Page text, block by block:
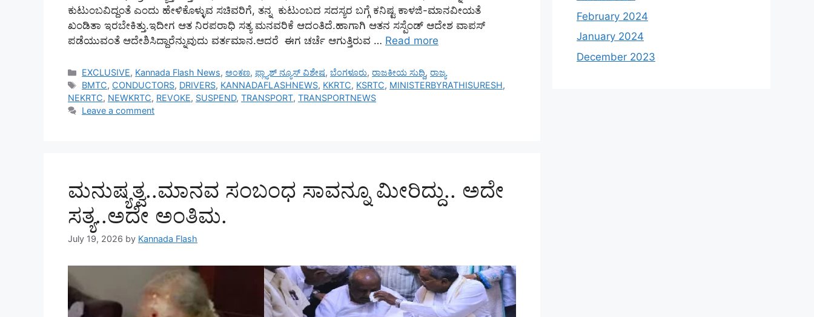
ಕುಟುಂಬವಿದ್ದಂತೆ ಎಂದು ಹೇಳಿಕೊಳ್ಳುವ ಸಚಿವರಿಗೆ, ತನ್ನ ಕುಟುಂಬದ ಸದಸ್ಯರ ಬಗ್ಗೆ ಕನಿಷ್ಟ ಕಾಳಜಿ-ಮಾನವೀಯತೆ
ಖಂಡಿತಾ ಇರಬೇಕಿತ್ತು.ಇದೀಗ ಆತ ನಿರಪರಾಧಿ ಸತ್ಯ ಮನವರಿಕೆ ಆದಂತಿದೆ.ಹಾಗಾಗಿ ಆತನ ಸಸ್ಪೆಂಡ್‌ ಆದೇಶ ವಾಪಸ್‌
ಪಡೆಯುವಂತೆ ಆದೇಶಿಸಿದ್ದಾರೆನ್ನುವುದು ವರ್ತಮಾನ.ಆದರೆ ಈಗ ಚರ್ಚೆ ಆಗುತ್ತಿರುವ … Read more
Categories
EXCLUSIVE, Kannada Flash News,ಅಂಕಣ,ಫ್ಲ್ಯಾಶ್ ನ್ಯೂಸ್ ವಿಶೇಷ,ಬೆಂಗಳೂರು,ರಾಜಕೀಯ ಸುದ್ದಿ,ರಾಜ್ಯ
Tags
BMTC, CONDUCTORS, DRIVERS, KANNADAFLASHNEWS, KKRTC, KSRTC, MINISTERBYRATHISURESH,
NEKRTC, NEWKRTC, REVOKE, SUSPEND, TRANSPORT, TRANSPORTNEWS
Leave a comment
ಮನುಷ್ಯತ್ವ..ಮಾನವ ಸಂಬಂಧ ಸಾವನ್ನೂ ಮೀರಿದ್ದು.. ಅದೇ
ಸತ್ಯ..ಅದೇ ಅಂತಿಮ.
July 19, 2026 by Kannada Flash
February 2024
January 2024
December 2023